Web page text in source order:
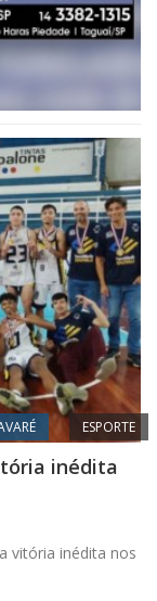
ESPORTE
inédita
vitória inédita nos